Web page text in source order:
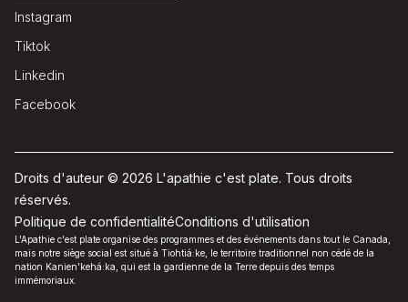
Instagram
Tiktok
Linkedin
Facebook
Droits d'auteur © 2026 L'apathie c'est plate. Tous droits
réservés.
Politique de confidentialitéConditions d'utilisation
L'Apathie c'est plate organise des programmes et des événements dans tout le Canada,
mais notre siège social est situé à Tiohtiá:ke, le territoire traditionnel non cédé de la
nation Kanien'kehá:ka, qui est la gardienne de la Terre depuis des temps
immémoriaux.